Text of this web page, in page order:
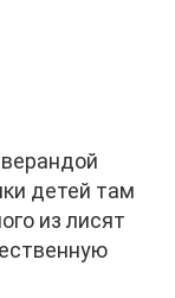
детей там
из лисят